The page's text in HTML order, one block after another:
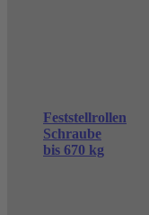
Feststellrollen
Schraube
bis 670 kg